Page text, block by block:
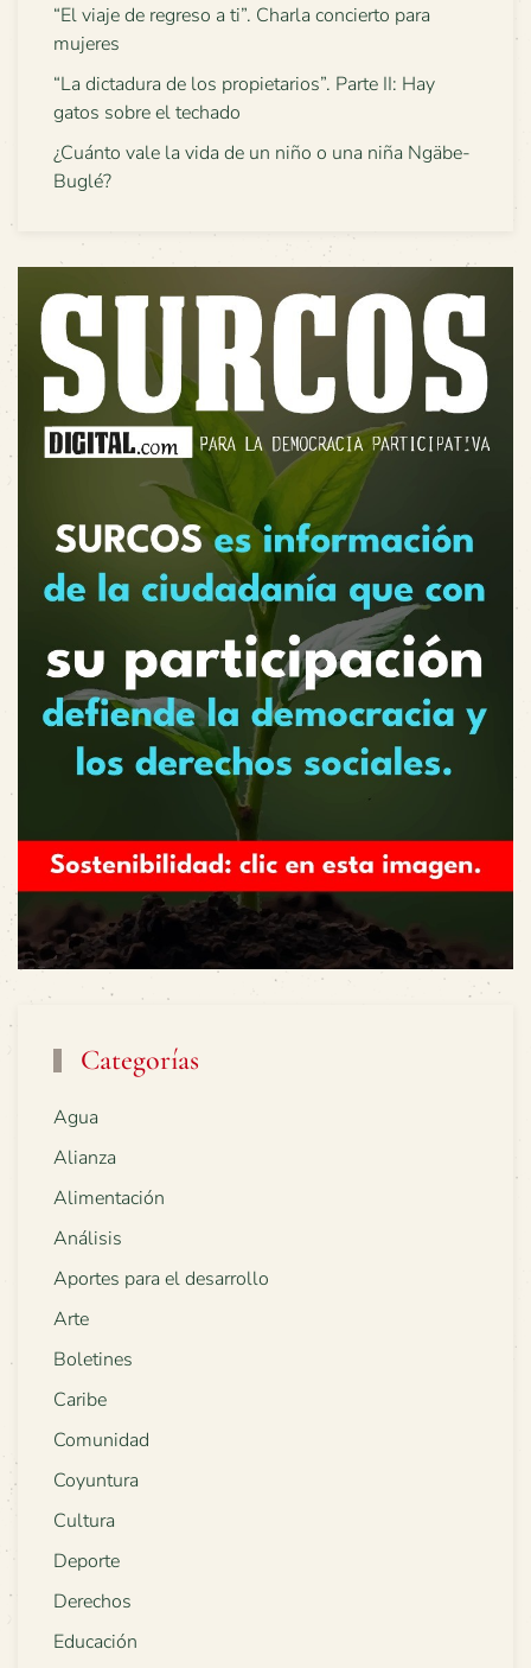
“El viaje de regreso a ti”. Charla concierto para
mujeres
“La dictadura de los propietarios”. Parte II: Hay
gatos sobre el techado
¿Cuánto vale la vida de un niño o una niña Ngäbe-
Buglé?
Categorías
Agua
Alianza
Alimentación
Análisis
Aportes para el desarrollo
Arte
Boletines
Caribe
Comunidad
Coyuntura
Cultura
Deporte
Derechos
Educación